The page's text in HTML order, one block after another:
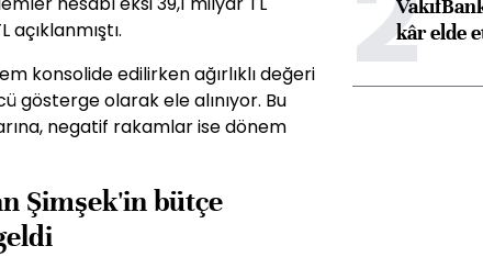
konsolide edilirken ağırlıklı değeri
gösterge olarak ele alınıyor. Bu
negatif rakamlar ise dönem
Şimşek'in bütçe
kâr elde